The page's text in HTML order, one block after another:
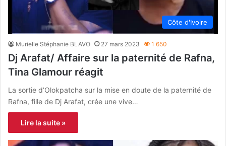
Côte d'Ivoire
Murielle Stéphanie BLAVO 27 mars 2023 1 650
Dj Arafat/ Affaire sur la paternité de Rafna,
Tina Glamour réagit
La sortie d’Olokpatcha sur la mise en doute de la paternité de
Rafna, fille de Dj Arafat, crée une vive…
Lire la suite »